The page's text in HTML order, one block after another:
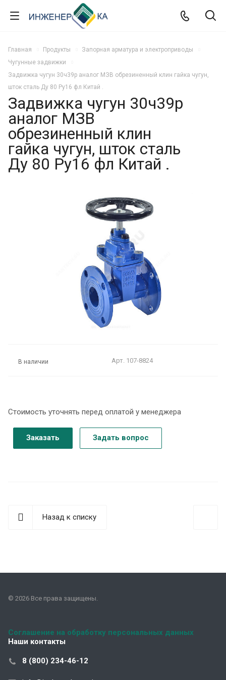
Главная Продукты
Запорная арматура и электроприводы
Чугунные задвижки
Задвижка чугун 30ч39р аналог МЗВ обрезиненный клин гайка чугун,
шток сталь Ду 80 Ру16 фл Китай .
Задвижка чугун 30ч39р
аналог МЗВ
обрезиненный клин
гайка чугун, шток сталь
Ду 80 Ру16 фл Китай .
В наличии Арт. 107-8824
Стоимость уточнять перед оплатой у менеджера
Заказать Задать вопрос
Назад к списку
© 2026 Все права защищены.
Соглашение на обработку персональных данных
Наши контакты
8 (800) 234-46-12